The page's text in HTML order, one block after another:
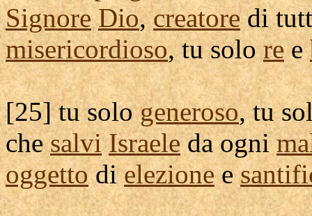
Signore Dio,creatoredi
misericordioso, tu soloree
[25] tu sologeneroso, tu
chesalvi Israeleda ogni
oggettodielezionee